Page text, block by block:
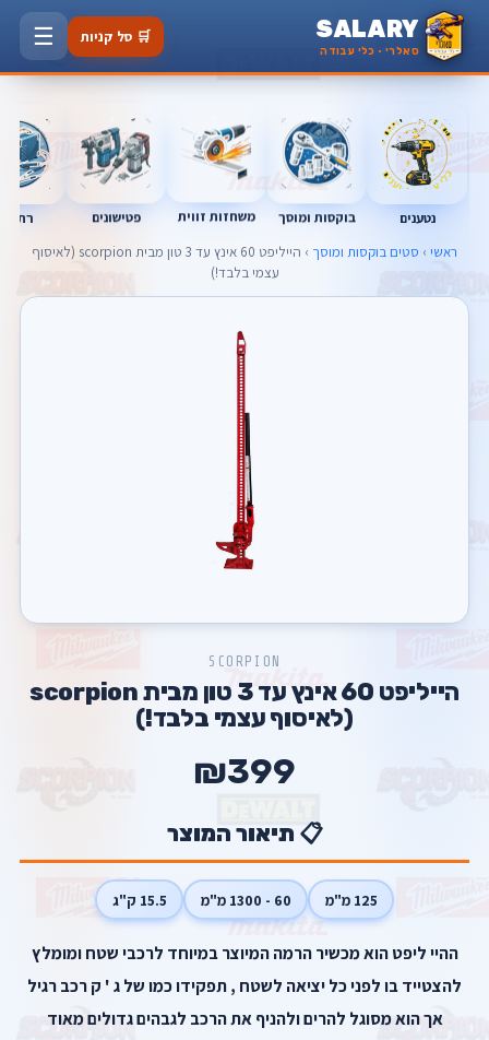
SALARY
סאלרי · כלי עבודה
🛒 סל קניות ☰
נטענים בוקסות ומוסך משחזות זווית פטישונים
ראשי › סטים בוקסות ומוסך
› הייליפט 60 אינץ עד 3 טון מבית scorpion (לאיסוף
עצמי בלבד!)
SCORPION
הייליפט 60 אינץ עד 3 טון מבית scorpion
(לאיסוף עצמי בלבד!)
₪399
📋 תיאור המוצר
125 מ"מ 60 - 1300 מ"מ 15.5 ק"ג
ההיי ליפט הוא מכשיר הרמה המיוצר במיוחד לרכבי שטח ומומלץ
להצטייד בו לפני כל יציאה לשטח , תפקידו כמו של ג ' ק רכב רגיל
אך הוא מסוגל להרים ולהניף את הרכב לגבהים גדולים מאוד